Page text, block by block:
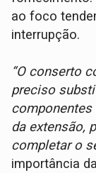
ao foco
interrupção.
“O conserto
preciso
componentes
da extensão,
completar o
importância